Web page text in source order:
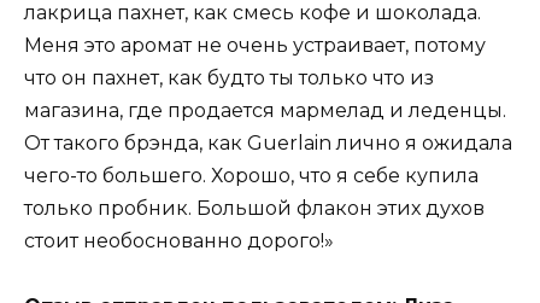
лакрица пахнет, как смесь кофе и шоколада.
Меня это аромат не очень устраивает, потому
что он пахнет, как будто ты только что из
магазина, где продается мармелад и леденцы.
От такого брэнда, как Guerlain лично я ожидала
чего-то большего. Хорошо, что я себе купила
только пробник. Большой флакон этих духов
стоит необоснованно дорого!»